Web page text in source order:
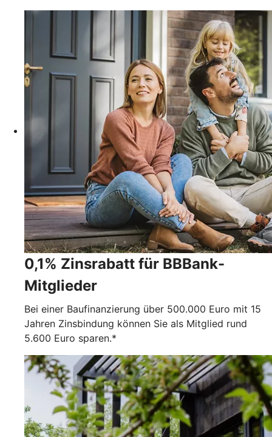
0,1% Zinsrabatt für BBBank-
Mitglieder
Bei einer Baufinanzierung über 500.000 Euro mit 15
Jahren Zinsbindung können Sie als Mitglied rund
5.600 Euro sparen.*